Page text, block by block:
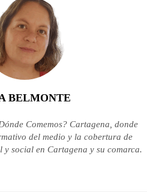
BELMONTE
Comemos? Cartagena, donde
del medio y la cobertura de
social en Cartagena y su comarca.